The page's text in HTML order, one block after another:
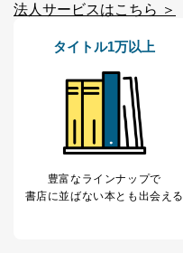
法人サービスはこちら ＞
タイトル1万以上
豊富なラインナップで
書店に並ばない本とも出会える